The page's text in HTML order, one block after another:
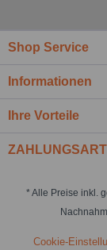
Nachricht
Shop Service
Informationen
Ihre Vorteile
* Alle Preise inkl.
Cookie-